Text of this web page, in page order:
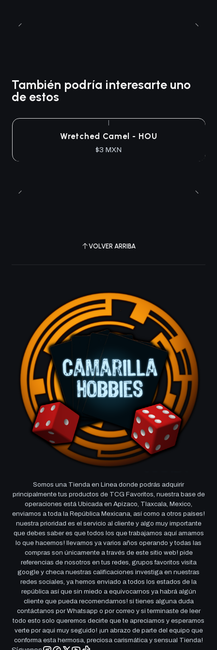
También podría interesarte uno
de estos
Wretched Camel - HOU
$3 MXN
VOLVER ARRIBA
Somos una Tienda en Linea donde podrás adquirir
principalmente tus productos de TCG Favoritos, nuestra base de
operaciones está Ubicada en Apizaco, Tlaxcala, Mexico,
enviamos a toda la República Mexicana, así como a otros países!
nuestra prioridad es el servicio al cliente y algo muy importante
que debes saber es que todos los que trabajamos aquí amamos
lo que hacemos! llevamos ya varios años operando y todas las
compras son únicamente a través de este sitio web! pide
referencias de nosotros en tus redes, grupos favoritos visita
google y checa nuestras calificaciones investiga en nuestras
redes sociales, ya hemos enviado a todos los estados de la
república así que sin miedo a equivocarnos ya habrá algún
cliente que pueda recomendarnos! si tienes alguna duda
contáctanos por Whatsapp o por correo y si terminaste de leer
todo esto solo queremos decirte que te apreciamos y esperamos
verte por aqui muy seguido! ¡un abrazo de parte del equipo que
conforma esta hermosa, preciosa carismática y sensual Tienda!